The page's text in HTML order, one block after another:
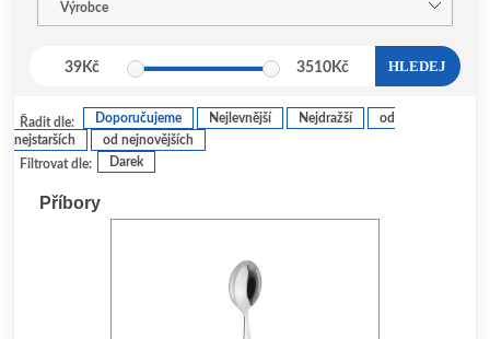
Výrobce
39Kč 3510 Kč HLEDEJ
Filtrovat dle: Darek
Řadit dle: Doporučujeme Nejlevnější Nejdražší
od
nejstarších
od nejnovějších
Příbory